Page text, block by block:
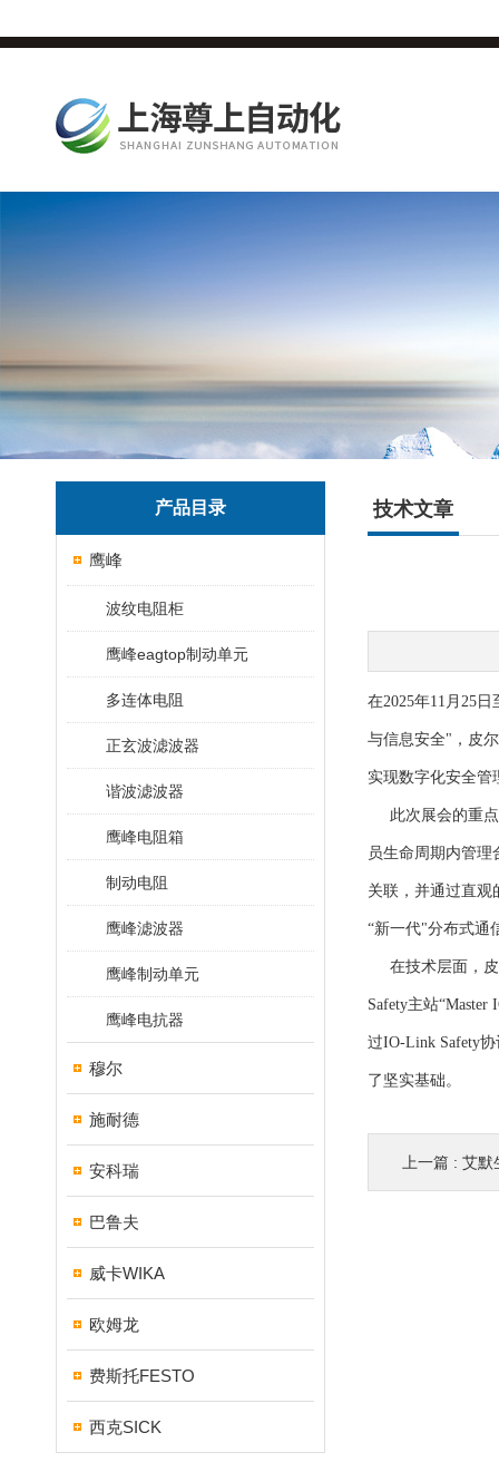
产品目录
鹰峰
波纹电阻柜
鹰峰eagtop制动单元
多连体电阻
正玄波滤波器
谐波滤波器
鹰峰电阻箱
制动电阻
鹰峰滤波器
鹰峰制动单元
鹰峰电抗器
穆尔
施耐德
安科瑞
巴鲁夫
威卡WIKA
欧姆龙
费斯托FESTO
西克SICK
技术文章
在2025年11月25
与信息安全"，皮
实现数字化安全管
此次展会的重点
员生命周期内管
关联，并通过直观
“新一代"分布式通
在技术层面，皮
Safety主站
过IO-Link Safety
了坚实基础。
上一篇 : 艾默生